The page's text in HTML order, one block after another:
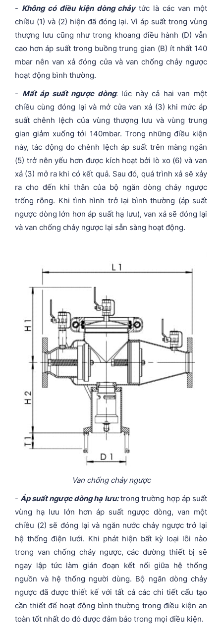
- Không có điều kiện dòng chảytức là các van một
chiều (1) và (2) hiện đã đóng lại. Vì áp suất trong vùng
thượng lưu cũng như trong khoang điều hành (D) vẫn
cao hơn áp suất trong buồng trung gian (B) ít nhất 140
mbar nên van xả đóng cửa và van chống chảy ngược
hoạt động bình thường.
- Mất áp suất ngược dòng: lúc này cả hai van một
chiều cùng đóng lại và mở cửa van xả (3) khi mức áp
suất chênh lệch của vùng thượng lưu và vùng trung
gian giảm xuống tới 140mbar. Trong những điều kiện
này, tác động do chênh lệch áp suất trên màng ngăn
(5) trở nên yếu hơn được kích hoạt bởi lò xo (6) và van
xả (3) mở ra khi có kết quả. Sau đó, quá trình xả sẽ xảy
ra cho đến khi thân của bộ ngăn dòng chảy ngược
trống rỗng. Khi tình hình trở lại bình thường (áp suất
ngược dòng lớn hơn áp suất hạ lưu), van xả sẽ đóng lại
và van chống chảy ngược lại sẵn sàng hoạt động.
Van chống chảy ngược
- Áp suất ngược dòng hạ lưu: trong trường hợp áp suất
vùng hạ lưu lớn hơn áp suất ngược dòng, van một
chiều (2) sẽ đóng lại và ngăn nước chảy ngược trở lại
hệ thống điện lưới. Khi phát hiện bất kỳ loại lỗi nào
trong van chống chảy ngược, các đường thiết bị sẽ
ngay lập tức làm gián đoạn kết nối giữa hệ thống
nguồn và hệ thống người dùng. Bộ ngăn dòng chảy
ngược đã được thiết kế với tất cả các chi tiết cấu tạo
cần thiết để hoạt động bình thường trong điều kiện an
toàn tốt nhất do đó được đảm bảo trong mọi điều kiện.